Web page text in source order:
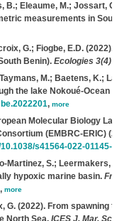
B.; Eleaume, M.; Jossart,
measurements in
G.; Fiogbe, E.D.(2022).
Benin). Ecologies 3(4):
M.; Baetens, K.;
the lake Nokoué-Ocean
, more
Molecular Biology
(EMBRC-ERIC)
s41564-022-01145-5
Martinez, S.; Leermakers,
hypoxic marine basin.
, more
G.(2022). From spawning
North Sea. ICES J. Mar.